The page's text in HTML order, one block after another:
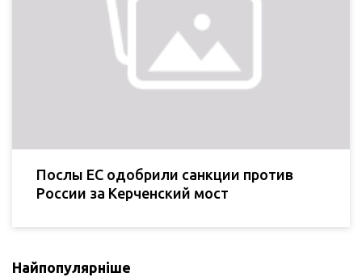
Послы ЕС одобрили санкции против
России за Керченский мост
Найпопулярніше